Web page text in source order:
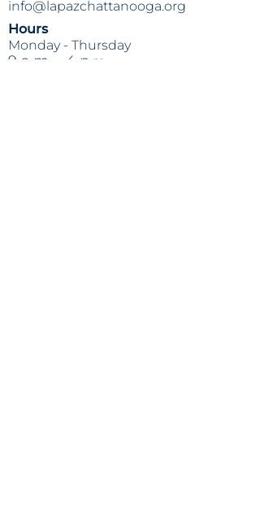
info@lapazchattanooga.org
Hours
Monday - Thursday
9 a.m. - 4 p .m.